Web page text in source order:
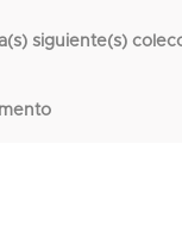
siguiente(s)